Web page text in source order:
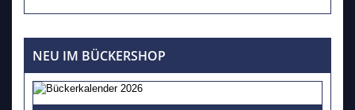
NEU IM BÜCKERSHOP